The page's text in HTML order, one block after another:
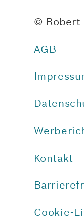
© Robert
AGB
Kontakt
Cookie-